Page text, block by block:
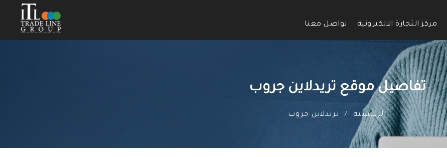
مركز التجارة الالكترونية تواصل معنا
تفاصيل موقع تريدلاين جروب
الرئيسية / تريدلاين جروب